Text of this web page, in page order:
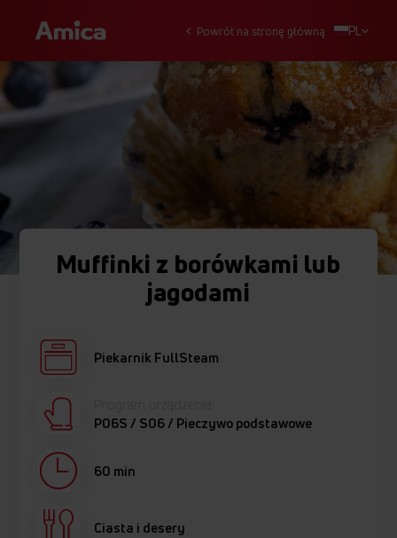
Powrót na stronę główną PL
Muffinki z borówkami lub
jagodami
Piekarnik FullSteam
P06S / S06 / Pieczywo podstawowe
60 min
Ciasta i desery